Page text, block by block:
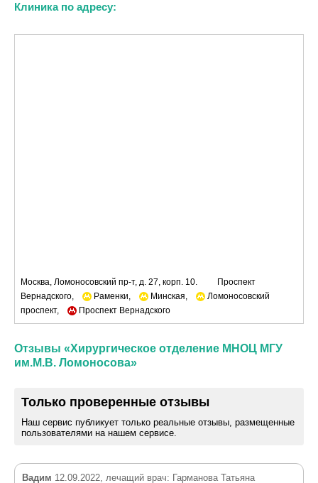
Клиника по адресу:
Москва, Ломоносовский пр-т, д. 27, корп. 10.
Проспект
Вернадского,
Раменки, Минская,
Ломоносовский
проспект,
Проспект Вернадского
Отзывы «Хирургическое отделение МНОЦ МГУ
им.М.В. Ломоносова»
Только проверенные отзывы
Наш сервис публикует только реальные отзывы, размещенные
пользователями на нашем сервисе.
Вадим 12.09.2022, лечащий врач: Гарманова Татьяна